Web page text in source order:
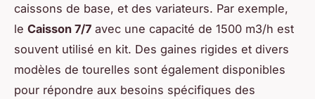
caissons de base, et des variateurs. Par exemple,
le Caisson 7/7 avec une capacité de 1500 m3/h est
souvent utilisé en kit. Des gaines rigides et divers
modèles de tourelles sont également disponibles
pour répondre aux besoins spécifiques des